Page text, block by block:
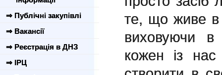
⇒ Публічні закупівлі
⇒ Вакансії
⇒ Реєстрація в ДНЗ
⇒ ІРЦ
те, що живе в
виховуючи
кожен із